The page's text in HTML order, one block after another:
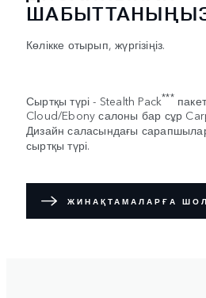
Көлікке отырып, жүргізіңіз.
Сыртқы түрі - Stealth Pack***
Cloud/Ebony салоны бар сұр
Дизайн саласындағы
сыртқы түрі.
ЖИНАҚТАМАЛАРҒА